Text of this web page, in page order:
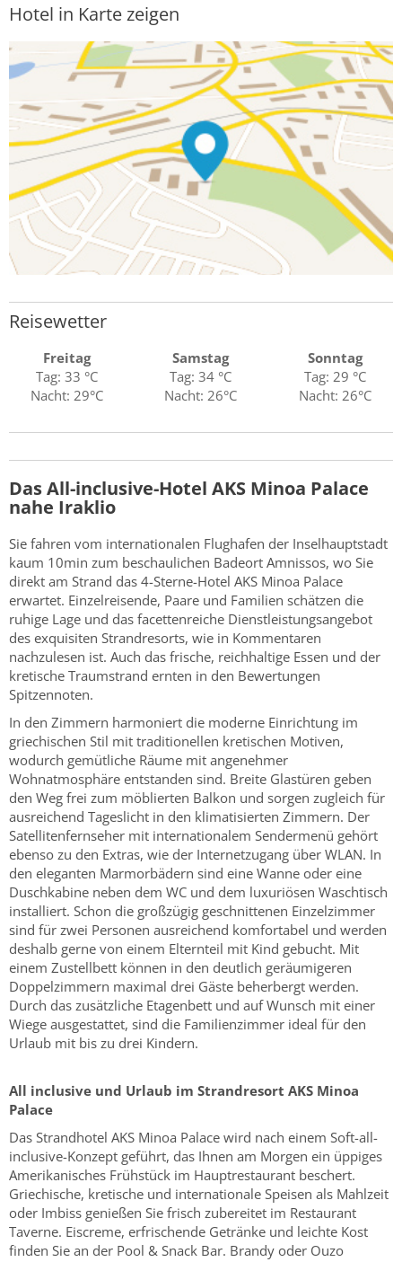
Hotel in Karte zeigen
Reisewetter
Freitag
Tag: 33 °C
Nacht: 29°C
Samstag
Tag: 34 °C
Nacht: 26°C
Sonntag
Tag: 29 °C
Nacht: 26°C
Das All-inclusive-Hotel AKS Minoa Palace
nahe Iraklio
Sie fahren vom internationalen Flughafen der Inselhauptstadt
kaum 10min zum beschaulichen Badeort Amnissos, wo Sie
direkt am Strand das 4-Sterne-Hotel AKS Minoa Palace
erwartet. Einzelreisende, Paare und Familien schätzen die
ruhige Lage und das facettenreiche Dienstleistungsangebot
des exquisiten Strandresorts, wie in Kommentaren
nachzulesen ist. Auch das frische, reichhaltige Essen und der
kretische Traumstrand ernten in den Bewertungen
Spitzennoten.
In den Zimmern harmoniert die moderne Einrichtung im
griechischen Stil mit traditionellen kretischen Motiven,
wodurch gemütliche Räume mit angenehmer
Wohnatmosphäre entstanden sind. Breite Glastüren geben
den Weg frei zum möblierten Balkon und sorgen zugleich für
ausreichend Tageslicht in den klimatisierten Zimmern. Der
Satellitenfernseher mit internationalem Sendermenü gehört
ebenso zu den Extras, wie der Internetzugang über WLAN. In
den eleganten Marmorbädern sind eine Wanne oder eine
Duschkabine neben dem WC und dem luxuriösen Waschtisch
installiert. Schon die großzügig geschnittenen Einzelzimmer
sind für zwei Personen ausreichend komfortabel und werden
deshalb gerne von einem Elternteil mit Kind gebucht. Mit
einem Zustellbett können in den deutlich geräumigeren
Doppelzimmern maximal drei Gäste beherbergt werden.
Durch das zusätzliche Etagenbett und auf Wunsch mit einer
Wiege ausgestattet, sind die Familienzimmer ideal für den
Urlaub mit bis zu drei Kindern.
All inclusive und Urlaub im Strandresort AKS Minoa
Palace
Das Strandhotel AKS Minoa Palace wird nach einem Soft-all-
inclusive-Konzept geführt, das Ihnen am Morgen ein üppiges
Amerikanisches Frühstück im Hauptrestaurant beschert.
Griechische, kretische und internationale Speisen als Mahlzeit
oder Imbiss genießen Sie frisch zubereitet im Restaurant
Taverne. Eiscreme, erfrischende Getränke und leichte Kost
finden Sie an der Pool & Snack Bar. Brandy oder Ouzo